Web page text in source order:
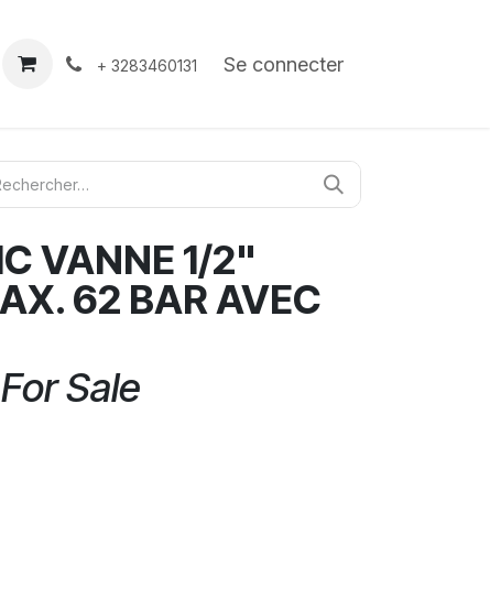
À propos Contact
+ 3283460131 Se connecter
VANNE 1/2"
62 BAR AVEC
Sale